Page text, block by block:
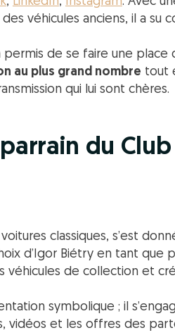
véhicules anciens, il a su
de se faire une place
au plus grand nombre tout
qui lui sont chères.
du Club
classiques, s’est
d’Igor Biétry en tant que
véhicules de collection et
symbolique ; il
vidéos et les offres des